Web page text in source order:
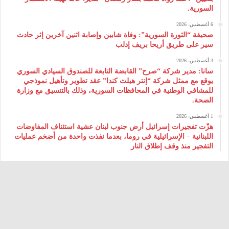
السورية.
6 أغسطس، 2026
صحيفة “الثورة السورية”: وفاة شابين وإصابة اثنين آخرين إثر حادث
سير على طريق أريحا بريف إدلب
3 أغسطس، 2026
سانا: مدير شركة “صرح” القابضة التابعة للصندوق السيادي السوري
يوقع مع ممثل شركة “إنتر هيلث كندا” عقد تطوير وتأهيل نموذجي
للمشافي الوطنية في المحافظات السورية، وذلك بالتنسيق مع وزارة
الصحة.
1 أغسطس، 2026
هزّت تفجيرات إسرائيل أرض جنوب لبنان عشية استئناف المفاوضات
اللبنانية – الإسرائيلية في روما، بعدما نفذت واحدة من أضخم عمليات
التفجير منذ وقف إطلاق النار